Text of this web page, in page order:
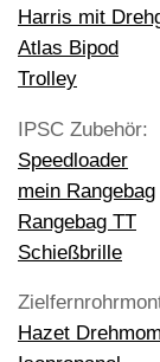
Harris mit
Atlas Bipod
Trolley
IPSC Zubehör:
Speedloader
mein Rangebag
Rangebag TT
Schießbrille
Hazet